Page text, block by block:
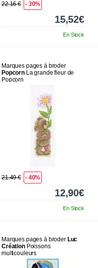
22.16 € - 30%
15,52€
En Stock
Marques pages à broder
Popcorn La grande fleur de
Popcorn
21.49 € - 40%
12,90€
En Stock
Marques pages à broder Luc
CréationPoissons
multicouleurs